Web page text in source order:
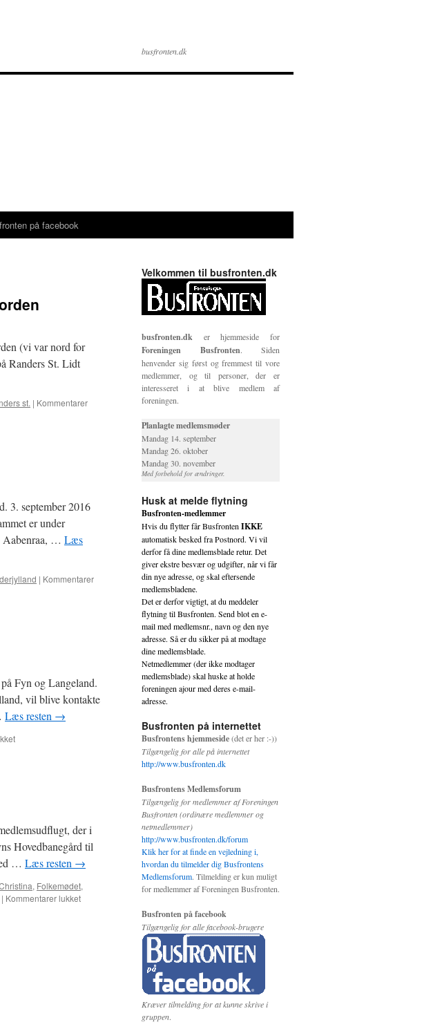
busfronten.dk
på facebook
(vi var nord for
Randers St. Lidt
st. | Kommentarer
3. september 2016
er under
Aabenraa, … Læs
| Kommentarer
Fyn og Langeland.
vil blive kontakte
Læs resten →
til
der i
Hovedbanegård til
… Læs resten →
, Folkemødet,
| Kommentarer lukkettil
Medlemsudflugten
Velkommen til busfronten.dk
busfronten.dk er hjemmeside for
Foreningen Busfronten. Siden
henvender sig først og fremmest til vore
medlemmer, og til personer, der er
interesseret i at blive medlem af
foreningen.
Planlagte medlemsmøder
Mandag 14. september
Mandag 26. oktober
Mandag 30. november
Med forbehold for ændringer.
Husk at melde flytning
Busfronten-medlemmer
Hvis du flytter får Busfronten IKKE
automatisk besked fra Postnord. Vi vil
derfor få dine medlemsblade retur. Det
giver ekstre besvær og udgifter, når vi får
din nye adresse, og skal eftersende
medlemsbladene.
Det er derfor vigtigt, at du meddeler
flytning til Busfronten. Send blot en e-
mail med medlemsnr., navn og den nye
adresse. Så er du sikker på at modtage
dine medlemsblade.
Netmedlemmer (der ikke modtager
medlemsblade) skal huske at holde
foreningen ajour med deres e-mail-
adresse.
Busfronten på internettet
Busfrontens hjemmeside(det er her :-))
Tilgængelig for alle på internettet
http://www.busfronten.dk
Busfrontens Medlemsforum
Tilgængelig for medlemmer af Foreningen
Busfronten (ordinære medlemmer og
netmedlemmer)
http://www.busfronten.dk/forum
Klik her for at finde en vejledning i,
hvordan du tilmelder dig Busfrontens
Medlemsforum. Tilmelding er kun muligt
for medlemmer af Foreningen Busfronten.
Busfronten på facebook
Tilgængelig for alle facebook-brugere
Kræver tilmelding for at kunne skrive i
gruppen.